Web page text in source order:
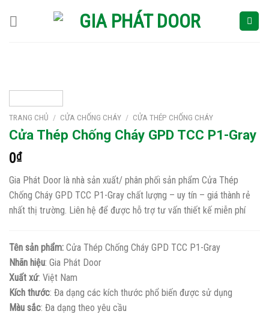
TRANG CHỦ / CỬA CHỐNG CHÁY / CỬA THÉP CHỐNG CHÁY
Cửa Thép Chống Cháy GPD TCC P1-Gray
0₫
Gia Phát Door là nhà sản xuất/ phân phối sản phẩm Cửa Thép
Chống Cháy GPD TCC P1-Gray chất lượng – uy tín – giá thành rẻ
nhất thị trường. Liên hệ để được hỗ trợ tư vấn thiết kế miễn phí
Tên sản phẩm: Cửa Thép Chống Cháy GPD TCC P1-Gray
Nhãn hiệu: Gia Phát Door
Xuất xứ: Việt Nam
Kích thước: Đa dạng các kích thước phổ biến được sử dụng
Màu sắc: Đa dạng theo yêu cầu